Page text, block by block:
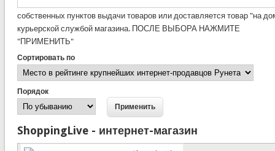
собственных пунктов выдачи товаров или доставляется товар "на
курьерской службой магазина. ПОСЛЕ ВЫБОРА НАЖМИТЕ
"ПРИМЕНИТЬ"
Сортировать по
Порядок
ShoppingLive - интернет-магазин